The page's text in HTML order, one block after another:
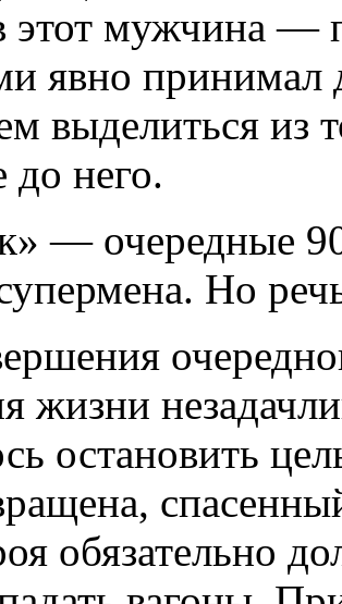
этот мужчина —
явно
выделиться
до него.
— очередные
Но
жизни
остановить
обязательно